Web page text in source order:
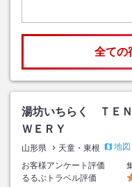
全ての
湯坊いちらく ＴＥ
ＷＥＲＹ
山形県 天童・東根
地図
お客様アンケート評価
るるぶトラベル評価